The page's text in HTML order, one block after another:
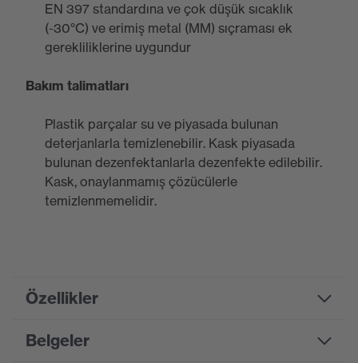
EN 397 standardına ve çok düşük sıcaklık
(-30°C) ve erimiş metal (MM) sıçraması ek
gerekliliklerine uygundur
Bakım talimatları
Plastik parçalar su ve piyasada bulunan
deterjanlarla temizlenebilir. Kask piyasada
bulunan dezenfektanlarla dezenfekte edilebilir.
Kask, onaylanmamış çözücülerle
temizlenmemelidir.
Özellikler
Product
family
Belgeler